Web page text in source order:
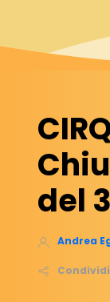
del
Andrea
Condividi